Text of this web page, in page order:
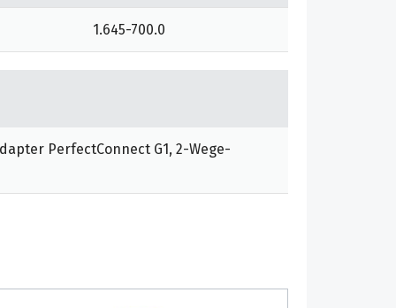
1.645-700.0
PerfectConnect G1, 2-Wege-